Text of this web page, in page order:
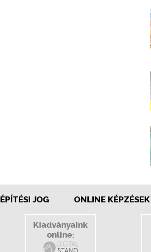
ÉPÍTÉSI JOG ONLINE KÉPZÉSEK
Kiadványaink
online: